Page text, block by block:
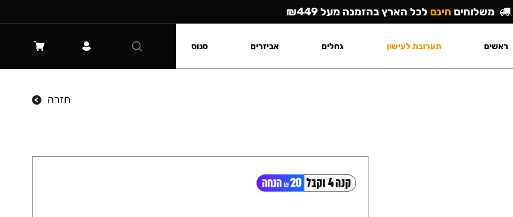
חזרה
משלוחים חינם לכל הארץ בהזמנה מעל ₪449
ראשים תערובת לעישון גחלים אביזרים סנוס